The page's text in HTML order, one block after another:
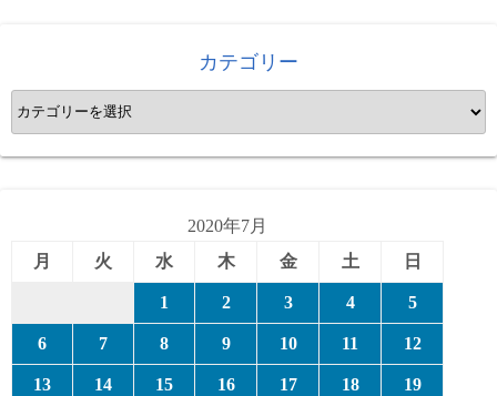
カテゴリー
カ
テ
ゴ
2020年7月
月
火 水 木 金 土 日
1 2 3 4 5
6 7 8 9 10 11 12
13 14 15 16 17 18 19